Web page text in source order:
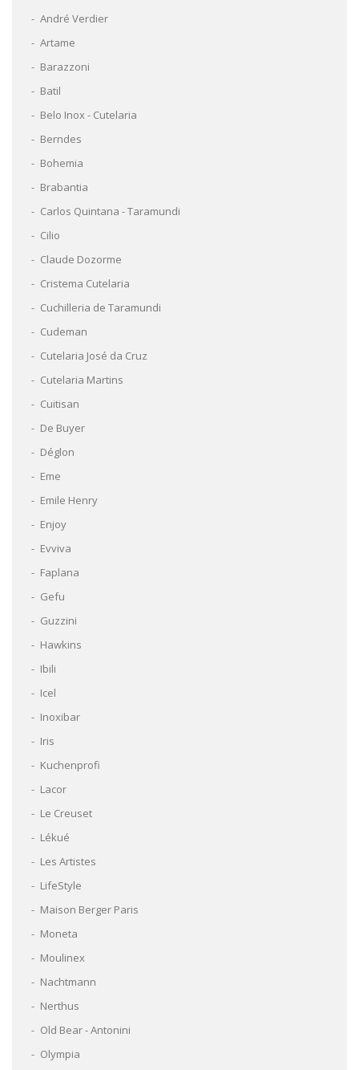
André Verdier
Artame
Barazzoni
Batil
Belo Inox - Cutelaria
Berndes
Bohemia
Brabantia
Carlos Quintana - Taramundi
Cilio
Claude Dozorme
Cristema Cutelaria
Cuchilleria de Taramundi
Cudeman
Cutelaria José da Cruz
Cutelaria Martins
Cuitisan
De Buyer
Déglon
Eme
Emile Henry
Enjoy
Evviva
Faplana
Gefu
Guzzini
Hawkins
Ibili
Icel
Inoxibar
Iris
Kuchenprofi
Lacor
Le Creuset
Lékué
Les Artistes
LifeStyle
Maison Berger Paris
Moneta
Moulinex
Nachtmann
Nerthus
Old Bear - Antonini
Olympia